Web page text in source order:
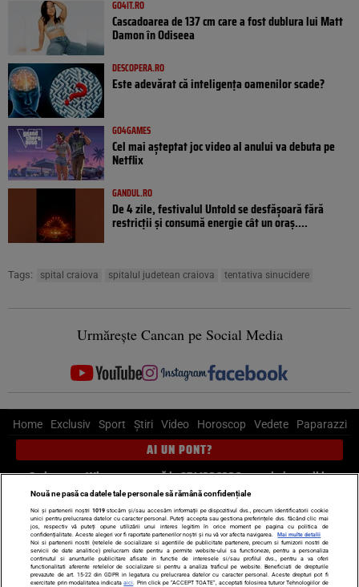
GO4IT.RO
Cascadoarea de 137 cm care a fost dublura lui Matt
Damon în Odiseea
DESCOPERA.RO
Este adevărat că inteligența oamenilor scade?
GO4GAMES
Cel mai așteptat joc video al anului va debuta pe
Netflix
GANDUL.RO
De 4 zile, festivalul Untold se desfășoară fără
restricții și consumă energie cât un oraș....
Tags: spital craiova spitalul judetean craiova tentativa sinucidere
Urmărește Cancan pe Social Media
Home Exclusiv Sport Știri Video Horoscop Vedete Paparazzi
AI UN PONT?
Scrie-ne pe Whatsapp, sună la 0741226226 sau trimite mail la
pont@cancan.ro
Știri interne Știri externe
Politică
Ultimele stiri
Diete Insula Iubirii Dictionar de vise
LIFE STYLE
Horoscop
Nouă ne pasă ca datele tale personale să rămână confidențiale
Noi și partenerii noștri 1019stocăm și/sau accesăm informații pe dispozitivul dvs., precum identificatorii cookie
unici pentru prelucrarea datelor cu caracter personal. Puteți accepta sau gestiona preferințele dvs. făcând clic mai
jos, respectiv vă puteți opune utilizării unui interes legitim în orice moment pe pagina cu politica de
confidențialitate. Aceste alegeri vor fi raportate partenerilor noștri și nu vă vor afecta navigarea.
Mai multe detalii
Noi si partenerii nostri (retelele de socializare si agentiile de publicitate partenere, precum si furnizorii nostri de
servicii de date analitice) prelucram date pentru a permite website-ului sa functioneze, pentru a personaliza
continutul si anunturile publicitare afisate in functie de interesele si/sau profilul dvs., pentru a va oferi
functionalitati aferente retelelor de socializare si pentru a analiza traficul pe website. Beneficiati de drepturile
prevazute de art. 15-22 din GDPR in legatura cu prelucrarea datelor cu caracter personal. Aceste drepturi pot fi
exercitate prin modalitatea indicataaici . Prin click pe “ACCEPT TOATE”, acceptati folosirea tuturor Tehnologiilor de